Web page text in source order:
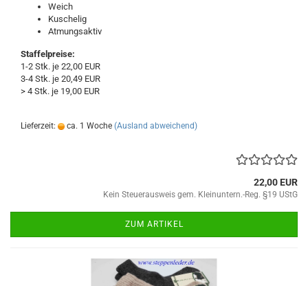
Weich
Kuschelig
Atmungsaktiv
Staffelpreise:
1-2 Stk. je 22,00 EUR
3-4 Stk. je 20,49 EUR
> 4 Stk. je 19,00 EUR
Lieferzeit: ca. 1 Woche (Ausland abweichend)
22,00 EUR
Kein Steuerausweis gem. Kleinuntern.-Reg. §19 UStG
ZUM ARTIKEL